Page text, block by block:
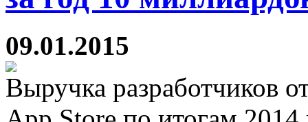
09.01.2015
Выручка разработчиков